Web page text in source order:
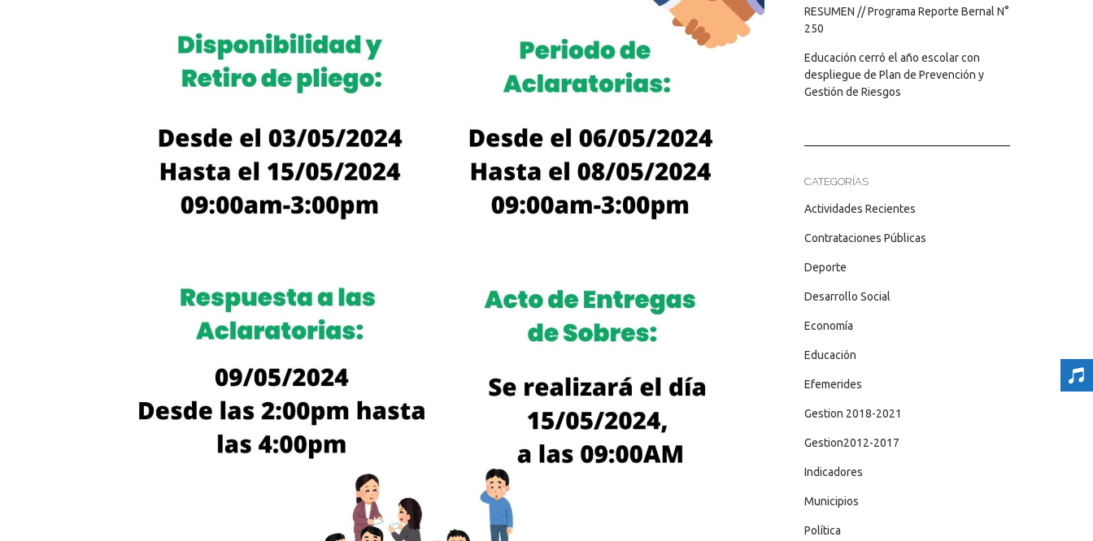
RESUMEN // Programa Reporte Bernal N°
250
Educación cerró el año escolar con
despliegue de Plan de Prevención y
Gestión de Riesgos
CATEGORÍAS
Actividades Recientes
Contrataciones Públicas
Deporte
Desarrollo Social
Economía
Educación
Efemerides
Gestion 2018-2021
Gestion2012-2017
Indicadores
Municipios
Política